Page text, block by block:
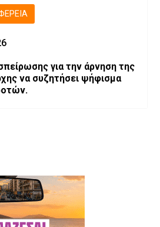
για την άρνηση της
να συζητήσει ψήφισμα